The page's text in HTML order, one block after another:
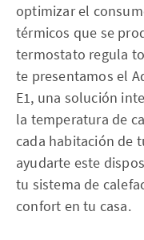
optimizar el
térmicos que se
termostato regula
te presentamos el
E1, una solución
la temperatura de
cada habitación de
ayudarte este
tu sistema de
confort en tu casa.